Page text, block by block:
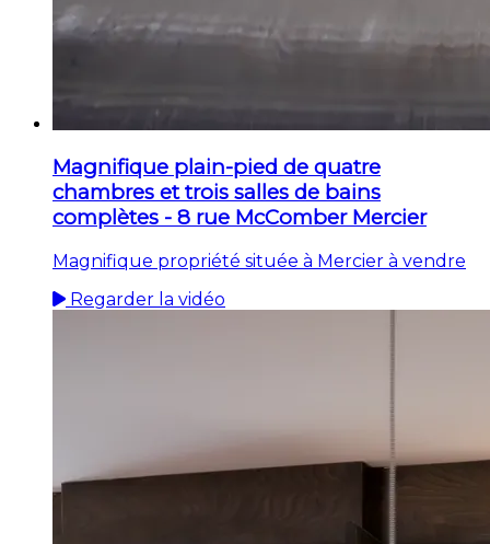
Magnifique plain-pied de quatre
chambres et trois salles de bains
complètes - 8 rue McComber Mercier
Magnifique propriété située à Mercier à vendre
Regarder la vidéo